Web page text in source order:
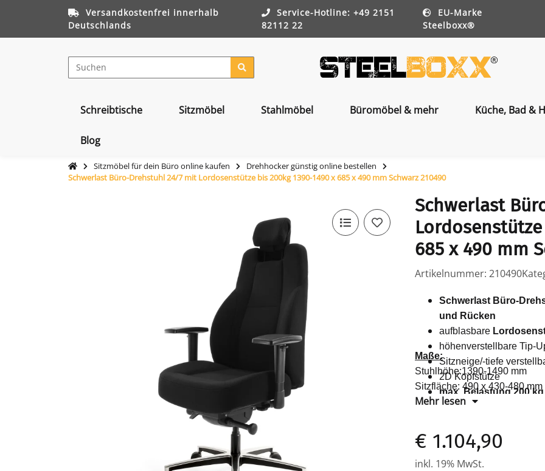
Versandkostenfrei innerhalb
Deutschlands
Service-Hotline: +49 2151
82112 22
EU-Marke
Steelboxx®
Schreibtische Sitzmöbel Stahlmöbel Büromöbel & mehr Küche, Bad &
Blog
Sitzmöbel für dein Büro online kaufen
Drehhocker günstig online bestellen
Schwerlast Büro-Drehstuhl 24/7 mit Lordosenstütze bis 200kg 1390-1490 x 685 x 490 mm Schwarz 210490
Schwerlast
685 x 490 mm
Artikelnummer: 210490
Schwerlast Büro-
und Rücken
aufblasbare
höhenverstellbare Tip-
Sitzneige/-tiefe
2D Kopfstütze
max. Belastung 200 kg
Aluminium Fußkreuz
Maße:
Stuhlhöhe:1390-1490 mm
Sitzfläche: 490 x 430-480 mm
Sitzhöhe: 460-560 mm
Mehr lesen
€ 1.104,90
inkl. 19% MwSt.